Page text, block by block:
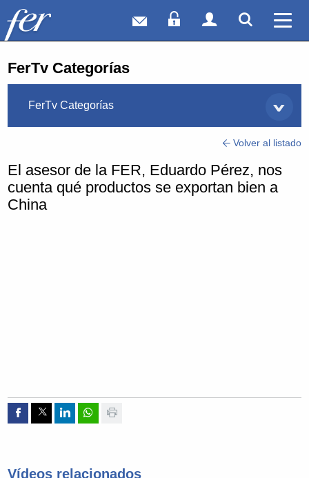
Correo webAcceso Socios
Acceso
FerTv Categorías
FerTv Categorías
Volver al listado
El asesor de la FER, Eduardo Pérez, nos
cuenta qué productos se exportan bien a
China
Compartir por Facebook
Compartir por Twitter
Compartir por Linkedin
Compartir por whatsapp
Imprimir
Vídeos relacionados